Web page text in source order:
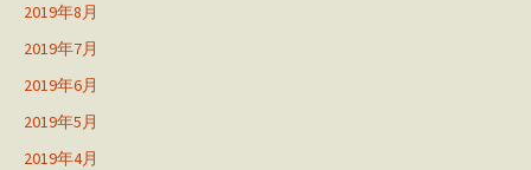
2019年8月
2019年7月
2019年6月
2019年5月
2019年4月